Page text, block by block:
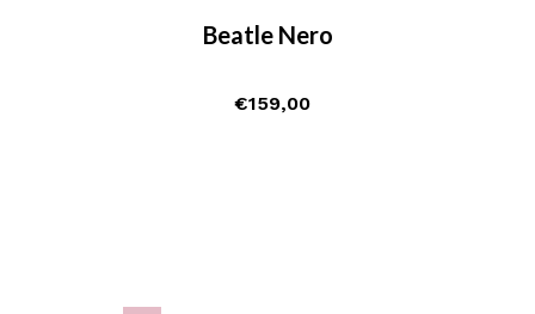
Beatle Nero
€159,00